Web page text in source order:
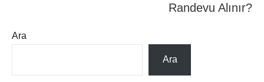
Randevu Alınır?
Ara
Ara